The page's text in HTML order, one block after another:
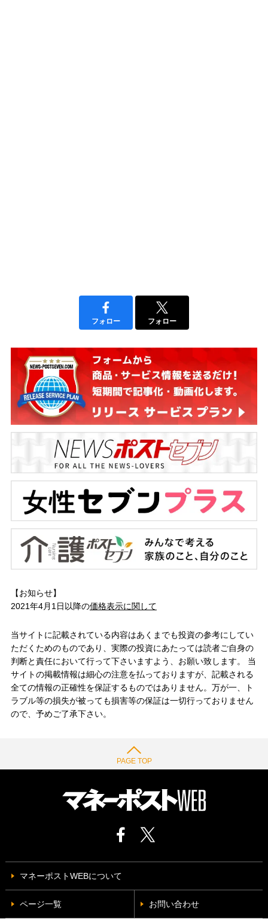
フォロー フォロー
【お知らせ】
2021年4月1日以降の価格表示に関して
当サイトに記載されている内容はあくまでも投資の参考にしてい
ただくためのものであり、実際の投資にあたっては読者ご自身の
判断と責任において行って下さいますよう、お願い致します。 当
サイトの掲載情報は細心の注意を払っておりますが、記載される
全ての情報の正確性を保証するものではありません。万が一、ト
ラブル等の損失が被っても損害等の保証は一切行っておりません
ので、予めご了承下さい。
PAGE TOP
マネーポストWEBについて
ページ一覧 お問い合わせ